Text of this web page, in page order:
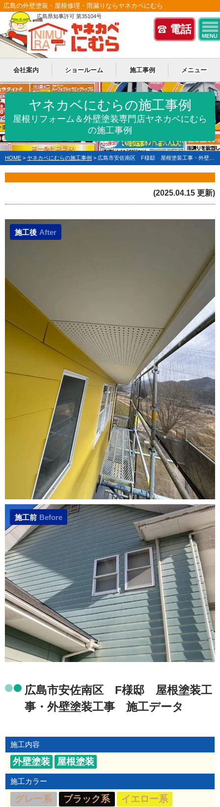
電話
MENU
広島の外壁塗装・屋根修理・雨漏りならヤネカベにむら
広島県知事許可 第35104号
会社案内 ショールーム 施工事例 メニュー
ヤネカベにむらの施工事例
屋根リフォーム＆外壁塗装専門店ヤネカベにむら
の施工事例
HOME > ヤネカベにむらの施工事例 > 広島市安佐南区 F様邸 屋根塗装工事・外壁塗装工事
(2025.04.15 更新)
施工後 After
施工前 Before
広島市安佐南区 F様邸 屋根塗装工
事・外壁塗装工事 施工データ
施工内容
外壁塗装 屋根塗装
施工カラー
グレー系 ブラック系
イエロー系